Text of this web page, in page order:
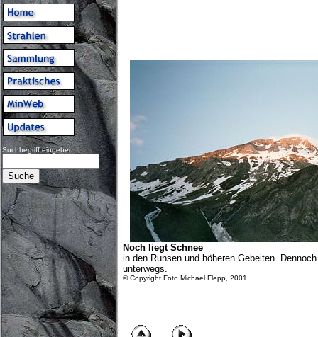
Suchbegriff eingeben:
Noch liegt Schnee
in den Runsen und höheren Gebeiten.
unterwegs.
© Copyright Foto Michael Flepp, 2001